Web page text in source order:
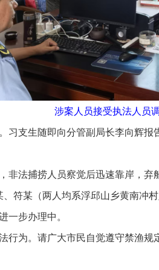
涉案人员接受执法人员
支生随即向分管副局长李向辉报
法捕捞人员察觉后迅速靠岸，弃
某（两人均系浮邱山乡黄南冲
一步办理中。
为。请广大市民自觉遵守禁渔规